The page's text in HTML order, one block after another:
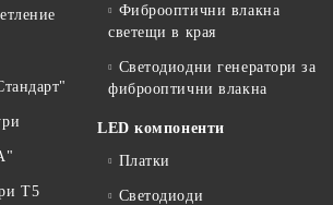
T5
Фиброоптични влакна
светещи в края
Светодиодни генератори за
фиброоптични влакна
LED компоненти
Платки
Светодиоди